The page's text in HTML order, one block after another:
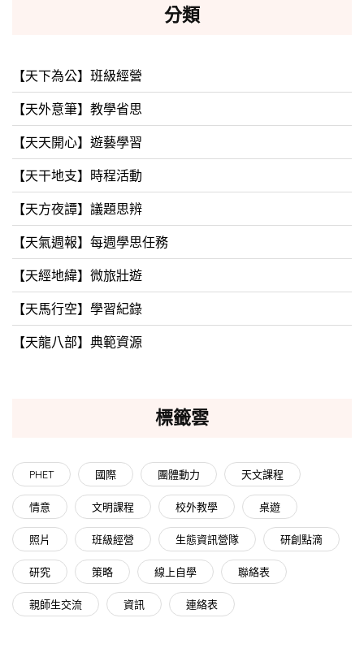
分類
【天下為公】班級經營
【天外意筆】教學省思
【天天開心】遊藝學習
【天干地支】時程活動
【天方夜譚】議題思辨
【天氣週報】每週學思任務
【天經地緯】微旅壯遊
【天馬行空】學習紀錄
【天龍八部】典範資源
標籤雲
PHET 國際 團體動力 天文課程
情意 文明課程 校外教學 桌遊
照片 班級經營 生態資訊營隊 研創點滴
研究 策略 線上自學 聯絡表
親師生交流 資訊 連絡表